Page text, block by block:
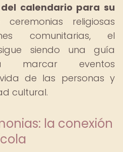
calendario para su
ceremonias religiosas
comunitarias, el
siendo una guía
marcar eventos
de las personas y
cultural.
la conexión